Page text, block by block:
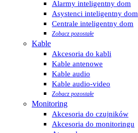
Alarmy inteligentny dom
Asystenci inteligentny dom
Centrale inteligentny dom
Zobacz pozostałe
Kable
Akcesoria do kabli
Kable antenowe
Kable audio
Kable audio-video
Zobacz pozostałe
Monitoring
Akcesoria do czujników
Akcesoria do monitoringu